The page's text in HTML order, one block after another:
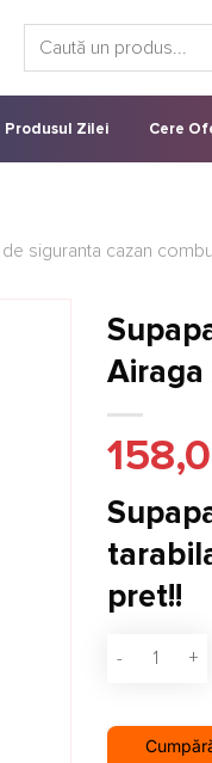
Produsul Zilei Cere
siguranta cazan
Airaga
pret!!
Cantitate